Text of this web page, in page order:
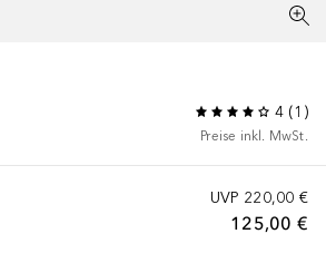
4 (1 )
Preise inkl. MwSt.
UVP 220,00 €
125,00 €